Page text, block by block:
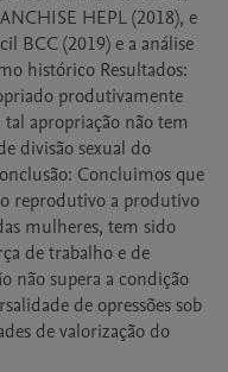
HEPL (2018), e
BCC (2019) e a análise
histórico Resultados:
produtivamente
apropriação não tem
divisão sexual do
Concluimos que
reprodutivo a produtivo
mulheres, tem sido
de trabalho e de
não supera a condição
de opressões sob
de valorização do